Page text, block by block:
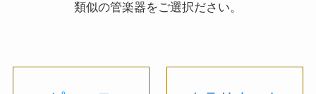
類似の管楽器をご選択ださい。